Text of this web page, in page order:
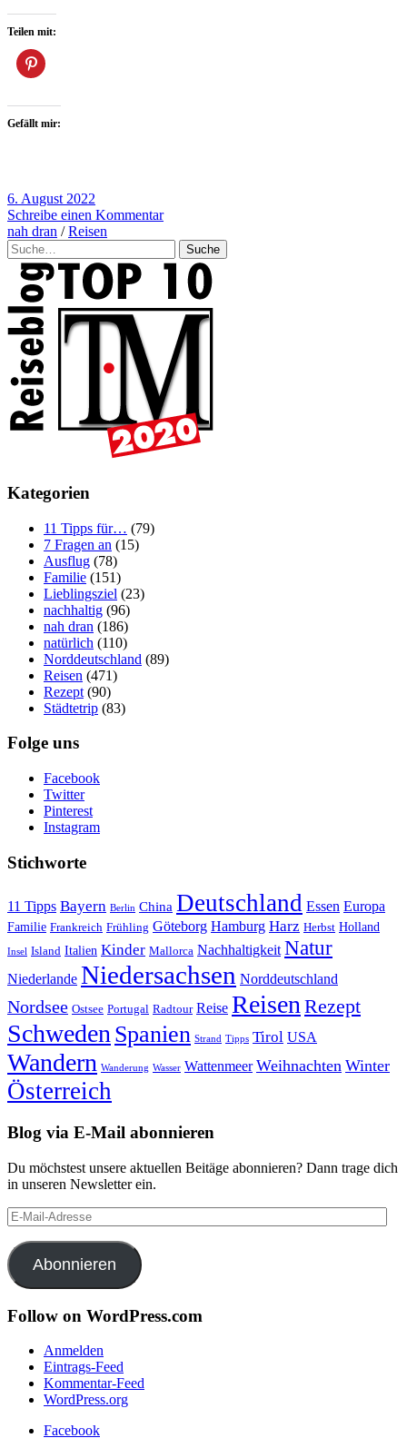
Teilen mit:
Gefällt mir:
6. August 2022
Schreibe einen Kommentar
nah dran /Reisen
Suche
Kategorien
11 Tipps für… (79)
7 Fragen an (15)
Ausflug (78)
Familie (151)
Lieblingsziel (23)
nachhaltig (96)
nah dran (186)
natürlich (110)
Norddeutschland (89)
Reisen (471)
Rezept (90)
Städtetrip (83)
Folge uns
Facebook
Twitter
Pinterest
Instagram
Stichworte
11 Tipps Bayern Berlin China Deutschland Essen Europa
Familie Frankreich Frühling Göteborg Hamburg Harz Herbst Holland
Insel Island Italien Kinder Mallorca Nachhaltigkeit Natur
Niederlande Niedersachsen Norddeutschland
Nordsee Ostsee Portugal Radtour Reise ReisenRezept
SchwedenSpanien Strand Tipps Tirol USA
Wandern Wanderung Wasser Wattenmeer Weihnachten Winter
Österreich
Blog via E-Mail abonnieren
Du möchstest unsere aktuellen Beitäge abonnieren? Dann trage dich
in unseren Newsletter ein.
E-
Mail-
Adresse
Abonnieren
Follow on WordPress.com
Anmelden
Eintrags-Feed
Kommentar-Feed
WordPress.org
Facebook